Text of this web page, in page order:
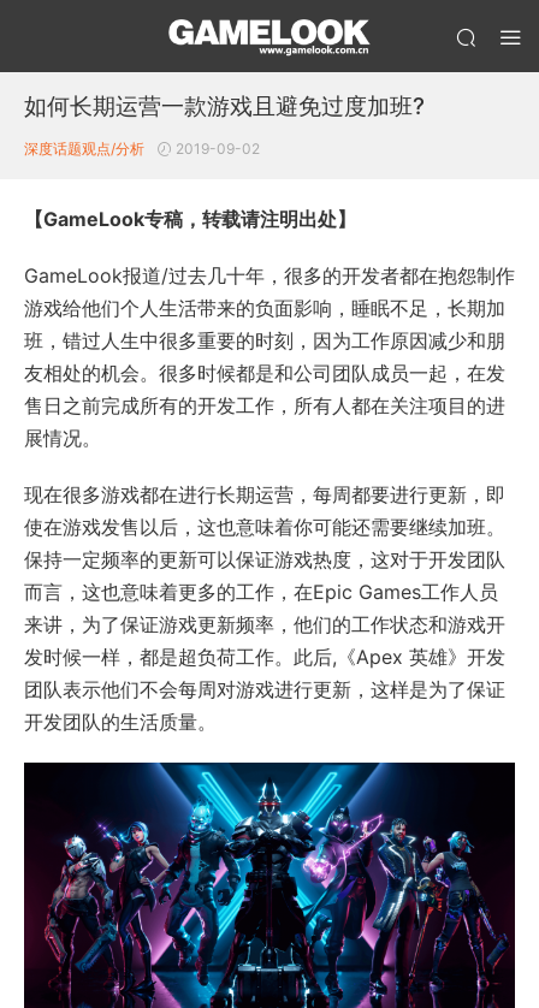
如何长期运营一款游戏且避免过度加班?
深度话题观点/分析 2019-09-02
【GameLook专稿，转载请注明出处】
GameLook报道/过去几十年，很多的开发者都在抱怨制作
游戏给他们个人生活带来的负面影响，睡眠不足，长期加
班，错过人生中很多重要的时刻，因为工作原因减少和朋
友相处的机会。很多时候都是和公司团队成员一起，在发
售日之前完成所有的开发工作，所有人都在关注项目的进
展情况。
现在很多游戏都在进行长期运营，每周都要进行更新，即
使在游戏发售以后，这也意味着你可能还需要继续加班。
保持一定频率的更新可以保证游戏热度，这对于开发团队
而言，这也意味着更多的工作，在Epic Games工作人员
来讲，为了保证游戏更新频率，他们的工作状态和游戏开
发时候一样，都是超负荷工作。此后,《Apex 英雄》开发
团队表示他们不会每周对游戏进行更新，这样是为了保证
开发团队的生活质量。